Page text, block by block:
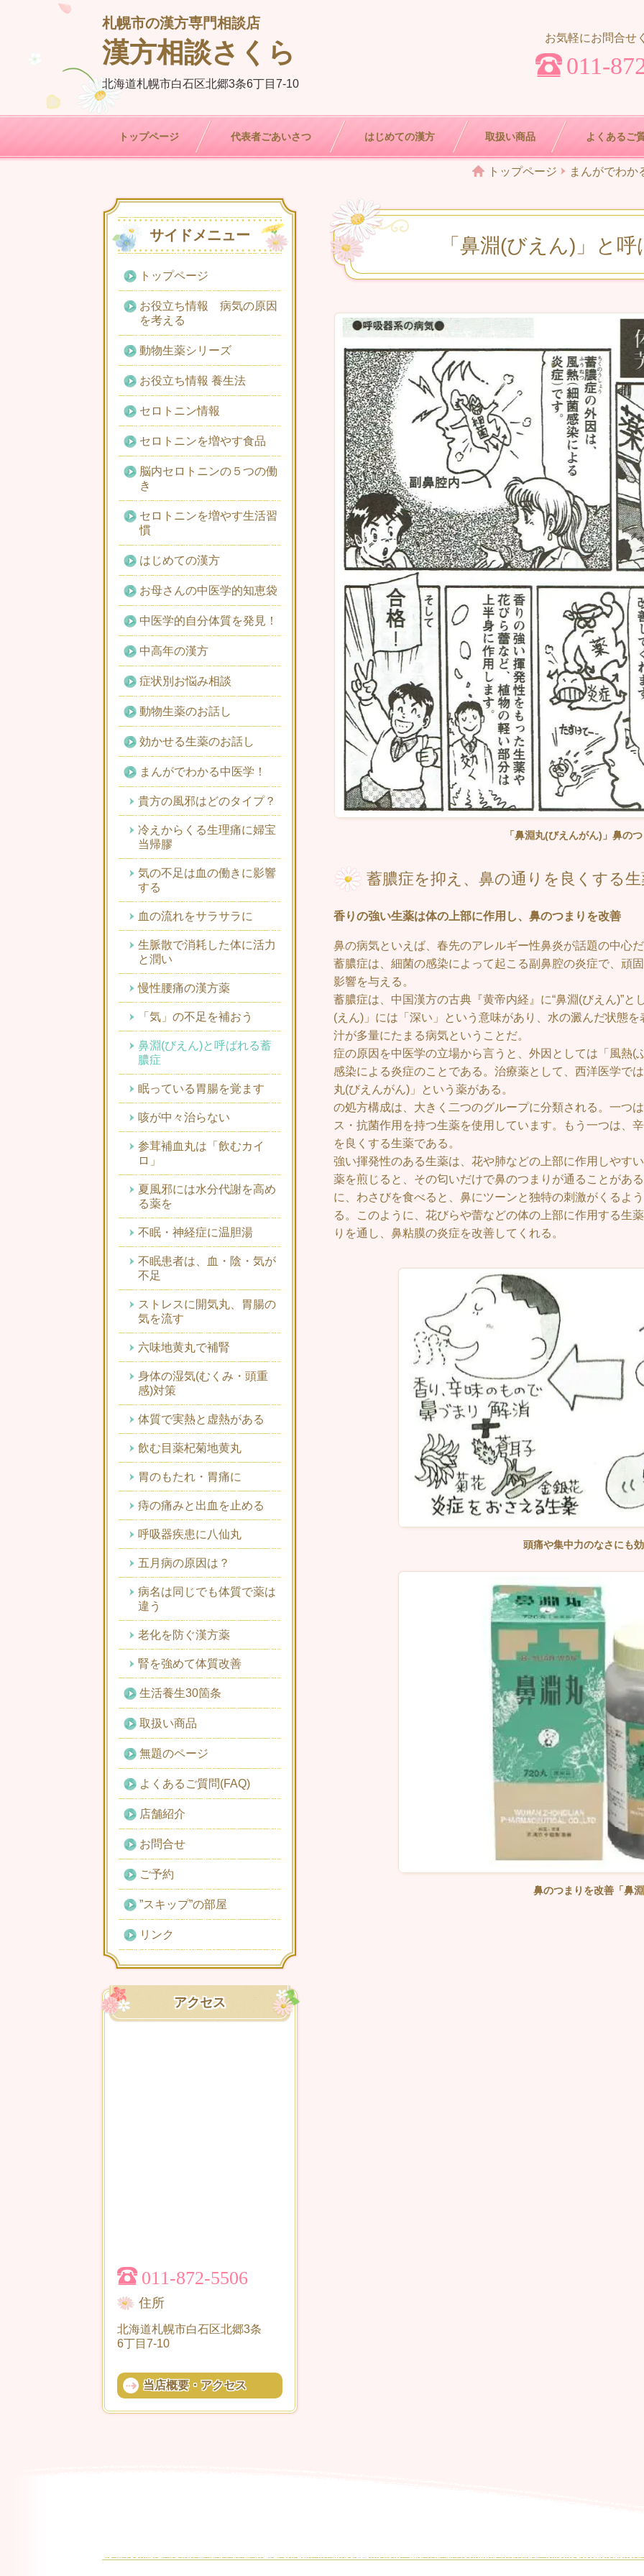
札幌市の漢方専門相談店
漢方相談さくら
北海道札幌市白石区北郷3条6丁目7-10
お気軽にお問合せ
011-
トップページ 代表者ごあいさつ はじめての漢方 取扱い商品 よくあるご
トップページ まんがでわか
「鼻淵(びえん)」と
「鼻淵丸(びえんがん)」鼻の
蓄膿症を抑え、鼻の通りを良くする
香りの強い生薬は体の上部に作用し、鼻のつまりを改善
鼻の病気といえば、春先のアレルギー性鼻炎が話題の中心
蓄膿症は、細菌の感染によって起こる副鼻腔の炎症で、頑
影響を与
蓄膿症は、中国漢方の古典『黄帝内経』に“鼻淵(
(えん)」には「深い」という意味があり、水の澱んだ状態
汁が多量にたまる病気と
症の原因を中医学の立場から言うと、外因としては「風熱(
感染による炎症のことである。治療薬として、西洋医学で
丸(びえんがん)」という
の処方構成は、大きく二つのグループに分類される。一つ
ス・抗菌作用を持つ生薬を使用しています。もう一つは、
を良くする生薬で
強い揮発性のある生薬は、花や肺などの上部に作用しやす
薬を煎じると、その匂いだけで鼻のつ
に、わさびを食べると、鼻にツーンと独特の刺激がくるよ
る。このように、花びらや蕾などの体の上部に作用する生
りを通し、鼻粘膜の炎症を改善してくれる。
頭痛や集中力のなさにも
鼻のつまりを改善「鼻
サイドメニュー
トップページ
お役立ち情報 病気の原因
を考える
動物生薬シリーズ
お役立ち情報 養生法
セロトニン情報
セロトニンを増やす食品
脳内セロトニンの５つの働
き
セロトニンを増やす生活習
慣
はじめての漢方
お母さんの中医学的知恵袋
中医学的自分体質を発見！
中高年の漢方
症状別お悩み相談
動物生薬のお話し
効かせる生薬のお話し
まんがでわかる中医学！
貴方の風邪はどのタイプ？
冷えからくる生理痛に婦宝
当帰膠
気の不足は血の働きに影響
する
血の流れをサラサラに
生脈散で消耗した体に活力
と潤い
慢性腰痛の漢方薬
「気」の不足を補おう
鼻淵(びえん)と呼ばれる蓄
膿症
眠っている胃腸を覚ます
咳が中々治らない
参茸補血丸は「飲むカイ
ロ」
夏風邪には水分代謝を高め
る薬を
不眠・神経症に温胆湯
不眠患者は、血・陰・気が
不足
ストレスに開気丸、胃腸の
気を流す
六味地黄丸で補腎
身体の湿気(むくみ・頭重
感)対策
体質で実熱と虚熱がある
飲む目薬杞菊地黄丸
胃のもたれ・胃痛に
痔の痛みと出血を止める
呼吸器疾患に八仙丸
五月病の原因は？
病名は同じでも体質で薬は
違う
老化を防ぐ漢方薬
腎を強めて体質改善
生活養生30箇条
取扱い商品
無題のページ
よくあるご質問(FAQ)
店舗紹介
お問合せ
ご予約
”スキップ”の部屋
リンク
アクセス
011-872-5506
住所
北海道札幌市白石区北郷3条
6丁目7-10
当店概要・アクセス